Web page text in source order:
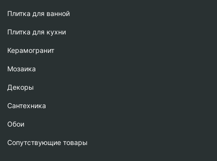
Плитка для ванной
Плитка для кухни
Керамогранит
Мозаика
Декоры
Сантехника
Обои
Сопутствующие товары